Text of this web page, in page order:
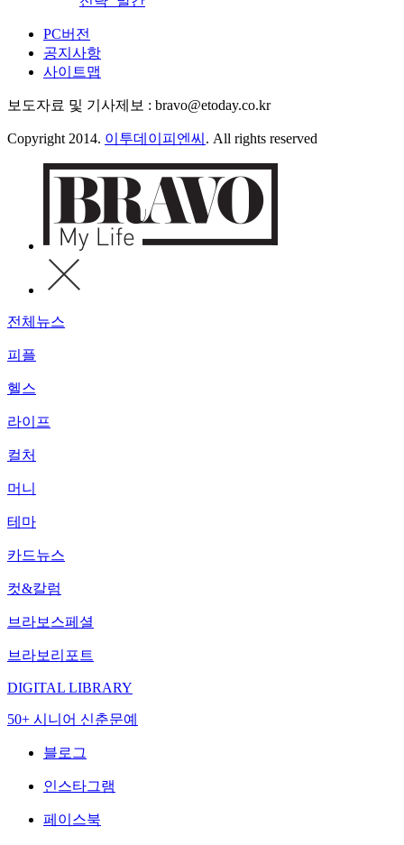
PC버전
공지사항
사이트맵
보도자료 및 기사제보 : bravo@etoday.co.kr
Copyright 2014. 이투데이피엔씨 . All rights reserved
전체뉴스
피플
헬스
라이프
컬처
머니
테마
카드뉴스
컷&칼럼
브라보스페셜
브라보리포트
DIGITAL LIBRARY
50+ 시니어 신춘문예
블로그
인스타그램
페이스북